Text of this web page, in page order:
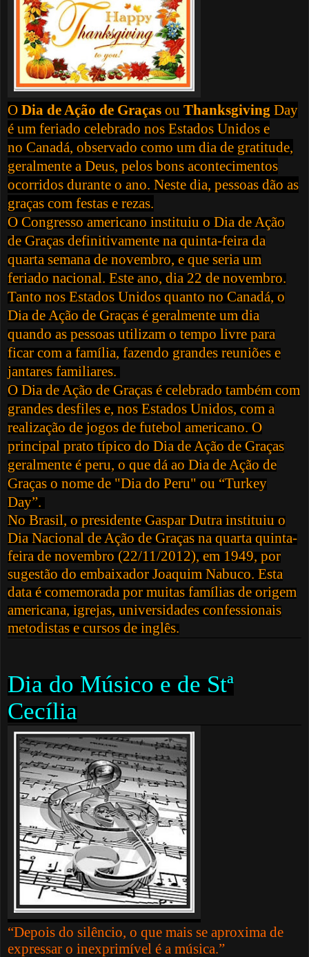
O Dia de Ação de Graças ou Thanksgiving Day
é um feriado celebrado nos Estados Unidos e
no Canadá, observado como um dia de gratitude,
geralmente a Deus, pelos bons acontecimentos
ocorridos durante o ano. Neste dia, pessoas dão as
graças com festas e rezas.
O Congresso americano instituiu o Dia de Ação
de Graças definitivamente na quinta-feira da
quarta semana de novembro, e que seria um
feriado nacional. Este ano, dia 22 de novembro.
Tanto nos Estados Unidos quanto no Canadá, o
Dia de Ação de Graças é geralmente um dia
quando as pessoas utilizam o tempo livre para
ficar com a família, fazendo grandes reuniões e
jantares familiares.
O Dia de Ação de Graças é celebrado também com
grandes desfiles e, nos Estados Unidos, com a
realização de jogos de futebol americano. O
principal prato típico do Dia de Ação de Graças
geralmente é peru, o que dá ao Dia de Ação de
Graças o nome de "Dia do Peru" ou “Turkey
Day”.
No Brasil, o presidente Gaspar Dutra instituiu o
Dia Nacional de Ação de Graças na quarta quinta-
feira de novembro (22/11/2012), em 1949, por
sugestão do embaixador Joaquim Nabuco. Esta
data é comemorada por muitas famílias de origem
americana, igrejas, universidades confessionais
metodistas e cursos de inglês.
Dia do Músico e de Stª
Cecília
“Depois do silêncio, o que mais se aproxima de
expressar o inexprimível é a música.”